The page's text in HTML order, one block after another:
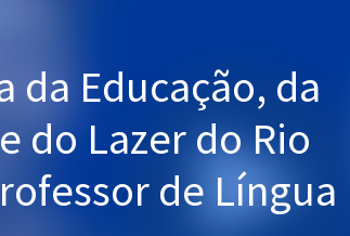
da Educação, da
do Lazer do Rio
de Língua